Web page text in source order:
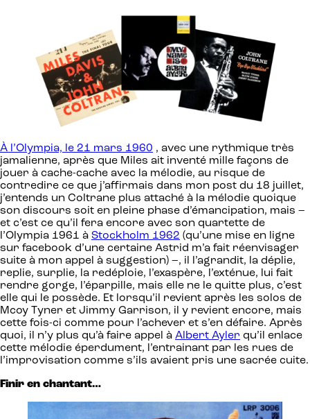
À l’Olympia, le 21 mars 1960 , avec une rythmique très
jamalienne, après que Miles ait inventé mille façons de
jouer à cache-cache avec la mélodie, au risque de
contredire ce que j’affirmais dans mon post du 18 juillet,
j’entends un Coltrane plus attaché à la mélodie quoique
son discours soit en pleine phase d’émancipation, mais –
et c’est ce qu’il fera encore avec son quartette de
l’Olympia 1961 à Stockholm 1962 (qu’une mise en ligne
sur facebook d’une certaine Astrid m’a fait réenvisager
suite à mon appel à suggestion) –, il l’agrandit, la déplie,
replie, surplie, la redéploie, l’exaspère, l’exténue, lui fait
rendre gorge, l’éparpille, mais elle ne le quitte plus, c’est
elle qui le possède. Et lorsqu’il revient après les solos de
Mcoy Tyner et Jimmy Garrison, il y revient encore, mais
cette fois-ci comme pour l’achever et s’en défaire. Après
quoi, il n’y plus qu’à faire appel à Albert Ayler qu’il enlace
cette mélodie éperdument, l’entrainant par les rues de
l’improvisation comme s’ils avaient pris une sacrée cuite.
Finir en chantant…